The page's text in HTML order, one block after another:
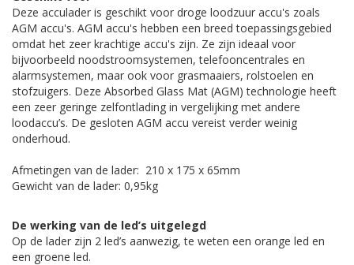
Deze acculader is geschikt voor droge loodzuur accu's zoals
AGM accu's. AGM accu's hebben een breed toepassingsgebied
omdat het zeer krachtige accu's zijn. Ze zijn ideaal voor
bijvoorbeeld noodstroomsystemen, telefooncentrales en
alarmsystemen, maar ook voor grasmaaiers, rolstoelen en
stofzuigers. Deze Absorbed Glass Mat (AGM) technologie heeft
een zeer geringe zelfontlading in vergelijking met andere
loodaccu’s. De gesloten AGM accu vereist verder weinig
onderhoud.
Afmetingen van de lader: 210 x 175 x 65mm
Gewicht van de lader: 0,95kg
De werking van de led’s uitgelegd
Op de lader zijn 2 led’s aanwezig, te weten een orange led en
een groene led.